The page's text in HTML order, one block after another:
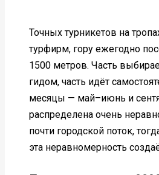
Точных турникетов на
турфирм, гору ежегодно
1500 метров. Часть
гидом, часть идёт
месяцы — май–июнь и
распределена очень
почти городской поток,
эта неравномерность